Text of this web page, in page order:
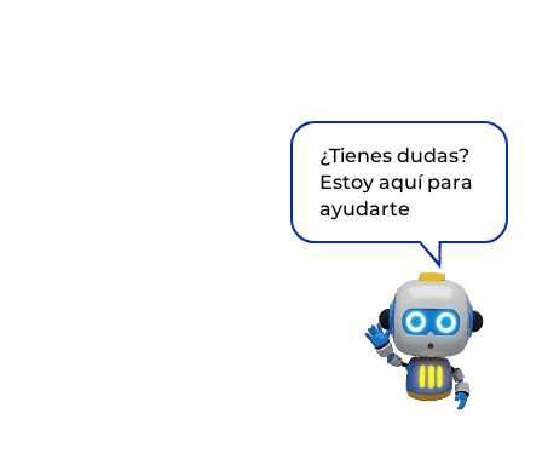
¿Tienes dudas?
Estoy aquí para
ayudarte